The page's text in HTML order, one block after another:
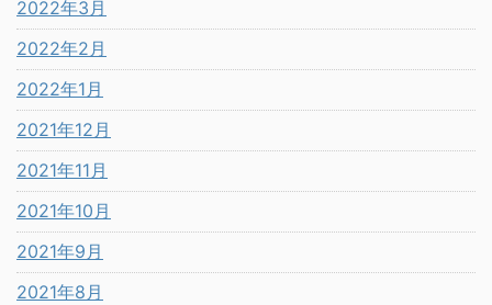
2022年3月
2022年2月
2022年1月
2021年12月
2021年11月
2021年10月
2021年9月
2021年8月